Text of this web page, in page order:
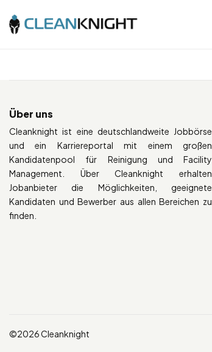
Über uns
Cleanknight ist eine deutschlandweite Jobbörse
und ein Karriereportal mit einem großen
Kandidatenpool für Reinigung und Facility
Management. Über Cleanknight erhalten
Jobanbieter die Möglichkeiten, geeignete
Kandidaten und Bewerber aus allen Bereichen zu
finden.
©2026 Cleanknight